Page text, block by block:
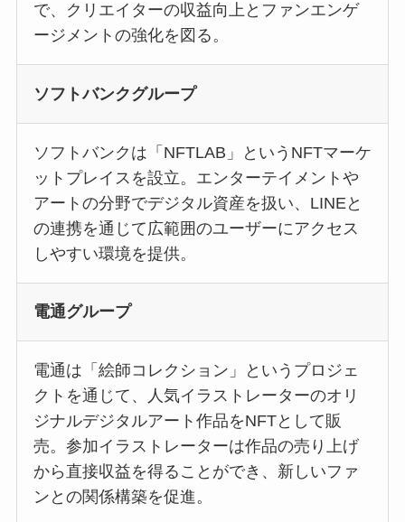
で、クリエイターの収益向上とファンエンゲ
ージメントの強化を図る。
ソフトバンクグループ
ソフトバンクは「NFTLAB」というNFTマーケ
ットプレイスを設立。エンターテイメントや
アートの分野でデジタル資産を扱い、LINEと
の連携を通じて広範囲のユーザーにアクセス
しやすい環境を提供。
電通グループ
電通は「絵師コレクション」というプロジェ
クトを通じて、人気イラストレーターのオリ
ジナルデジタルアート作品をNFTとして販
売。参加イラストレーターは作品の売り上げ
から直接収益を得ることができ、新しいファ
ンとの関係構築を促進。